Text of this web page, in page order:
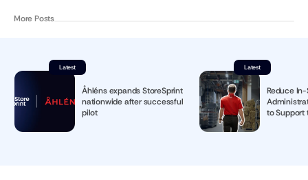
More Posts
Latest
Åhléns expands StoreSprint
nationwide after successful
pilot
Latest
Reduce
to Support